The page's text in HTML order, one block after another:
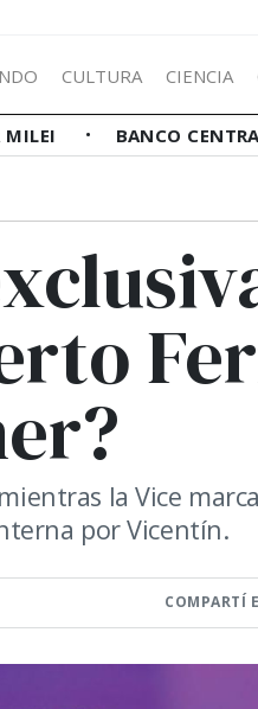
CULTURA CIENCIA
MILEI BANCO
la Vice
por Vicentín.
COMPARTÍ